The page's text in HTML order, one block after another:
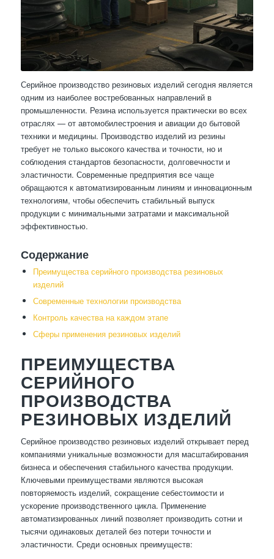
Серийное производство резиновых изделий сегодня является
одним из наиболее востребованных направлений в
промышленности. Резина используется практически во всех
отраслях — от автомобилестроения и авиации до бытовой
техники и медицины. Производство изделий из резины
требует не только высокого качества и точности, но и
соблюдения стандартов безопасности, долговечности и
эластичности. Современные предприятия все чаще
обращаются к автоматизированным линиям и инновационным
технологиям, чтобы обеспечить стабильный выпуск
продукции с минимальными затратами и максимальной
эффективностью.
Содержание
Преимущества серийного производства резиновых
изделий
Современные технологии производства
Контроль качества на каждом этапе
Сферы применения резиновых изделий
ПРЕИМУЩЕСТВА
СЕРИЙНОГО
ПРОИЗВОДСТВА
РЕЗИНОВЫХ ИЗДЕЛИЙ
Серийное производство резиновых изделий открывает перед
компаниями уникальные возможности для масштабирования
бизнеса и обеспечения стабильного качества продукции.
Ключевыми преимуществами являются высокая
повторяемость изделий, сокращение себестоимости и
ускорение производственного цикла. Применение
автоматизированных линий позволяет производить сотни и
тысячи одинаковых деталей без потери точности и
эластичности. Среди основных преимуществ: